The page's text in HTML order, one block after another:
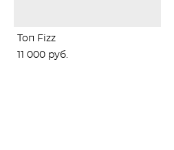
Топ Fizz
11 000 pуб.